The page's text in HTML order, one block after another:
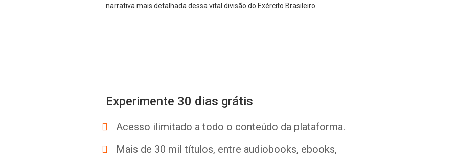
narrativa mais detalhada dessa vital divisão do Exército Brasileiro.
Experimente 30 dias grátis
Acesso ilimitado a todo o conteúdo da plataforma.
Mais de 30 mil títulos, entre audiobooks, ebooks,